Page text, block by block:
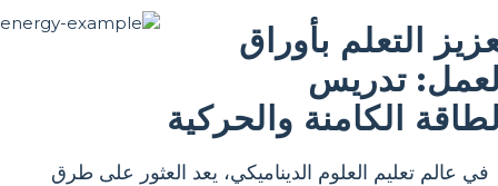
التعلم بأوراق
تدريس
الكامنة والحركية
في عالم تعليم العلوم الديناميكي، يعد العثور على طرق